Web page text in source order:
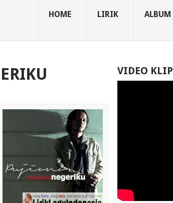
HOME LIRIK ALBUM
VIDEO KLIP